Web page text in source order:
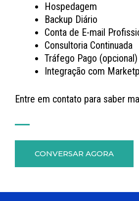
Hospedagem
Backup Diário
Conta de E-mail
Consultoria Continuada
Tráfego Pago (opcional)
Integração com
Entre em contato para saber
CONVERSAR AGORA